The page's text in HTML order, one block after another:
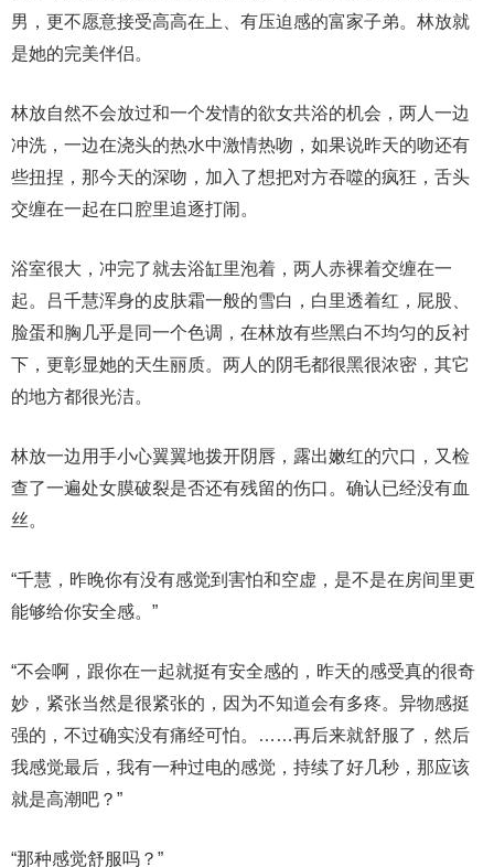
男，更不愿意接受高高在上、有压迫感的富家子弟。林放就
是她的完美伴侣。
林放自然不会放过和一个发情的欲女共浴的机会，两人一边
冲洗，一边在浇头的热水中激情热吻，如果说昨天的吻还有
些扭捏，那今天的深吻，加入了想把对方吞噬的疯狂，舌头
交缠在一起在口腔里追逐打闹。
浴室很大，冲完了就去浴缸里泡着，两人赤裸着交缠在一
起。吕千慧浑身的皮肤霜一般的雪白，白里透着红，屁股、
脸蛋和胸几乎是同一个色调，在林放有些黑白不均匀的反衬
下，更彰显她的天生丽质。两人的阴毛都很黑很浓密，其它
的地方都很光洁。
林放一边用手小心翼翼地拨开阴唇，露出嫩红的穴口，又检
查了一遍处女膜破裂是否还有残留的伤口。确认已经没有血
丝。
“千慧，昨晚你有没有感觉到害怕和空虚，是不是在房间里更
能够给你安全感。”
“不会啊，跟你在一起就挺有安全感的，昨天的感受真的很奇
妙，紧张当然是很紧张的，因为不知道会有多疼。异物感挺
强的，不过确实没有痛经可怕。……再后来就舒服了，然后
我感觉最后，我有一种过电的感觉，持续了好几秒，那应该
就是高潮吧？”
“那种感觉舒服吗？”